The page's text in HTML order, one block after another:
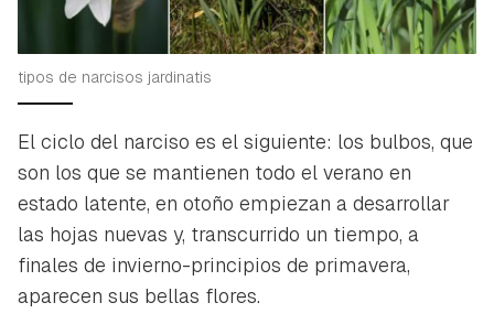
tipos de narcisos jardinatis
El ciclo del narciso es el siguiente: los bulbos, que
son los que se mantienen todo el verano en
estado latente, en otoño empiezan a desarrollar
las hojas nuevas y, transcurrido un tiempo, a
finales de invierno-principios de primavera,
aparecen sus bellas flores.